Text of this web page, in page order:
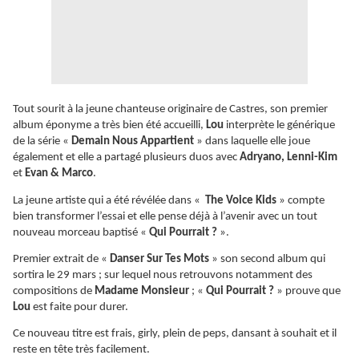
Tout sourit à la jeune chanteuse originaire de Castres, son premier
album éponyme a très bien été accueilli, Lou interprète le générique
de la série « Demain Nous Appartient » dans laquelle elle joue
également et elle a partagé plusieurs duos avec Adryano, Lenni-Kim
et Evan & Marco.
La jeune artiste qui a été révélée dans « The Voice Kids » compte
bien transformer l’essai et elle pense déjà à l’avenir avec un tout
nouveau morceau baptisé « Qui Pourrait ? ».
Premier extrait de « Danser Sur Tes Mots » son second album qui
sortira le 29 mars ; sur lequel nous retrouvons notamment des
compositions de Madame Monsieur ; « Qui Pourrait ? » prouve que
Lou est faite pour durer.
Ce nouveau titre est frais, girly, plein de peps, dansant à souhait et il
reste en tête très facilement.